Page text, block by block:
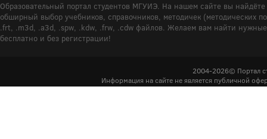
Образовательный портал студентов МГУИЭ. На нашем сайте вы
обширный выбор учебников, справочников, методичек (методических
.frt, .m3d, .a3d, .spw, .kdw, .frw, .cdw файлов. Желаем вам найти
бесплатно и без регистрации!
2004-2026© Портал
Информация на сайте не является публичной